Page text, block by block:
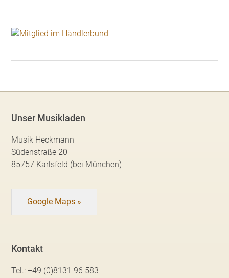
Unser Musikladen
Musik Heckmann
Südenstraße 20
85757 Karlsfeld (bei München)
Google Maps »
Kontakt
Tel.:+49 (0)8131 96 583